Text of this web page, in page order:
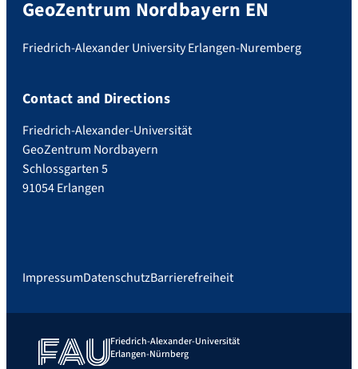
GeoZentrum Nordbayern EN
Friedrich-Alexander University Erlangen-Nuremberg
Contact and Directions
Friedrich-Alexander-Universität
GeoZentrum Nordbayern
Schlossgarten 5
91054 Erlangen
ImpressumDatenschutzBarrierefreiheit
Friedrich-Alexander-Universität
Erlangen-Nürnberg